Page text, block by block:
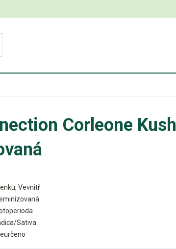
Corleone Kush
Vevnitř
Sativa